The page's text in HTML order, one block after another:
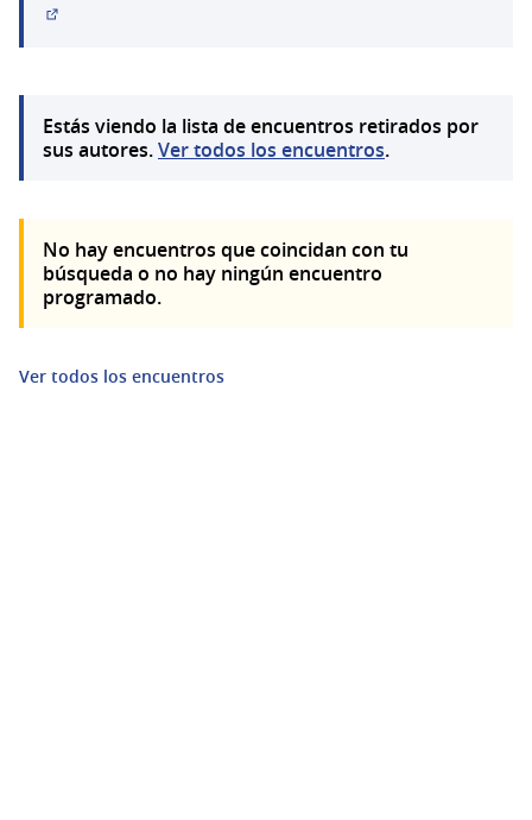
Estás viendo la lista de encuentros retirados por
sus autores.Ver todos los encuentros.
No hay encuentros que coincidan con tu
búsqueda o no hay ningún encuentro
programado.
Ver todos los encuentros